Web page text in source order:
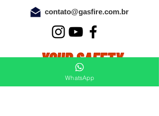
contato@gasfire.com.br
WhatsApp